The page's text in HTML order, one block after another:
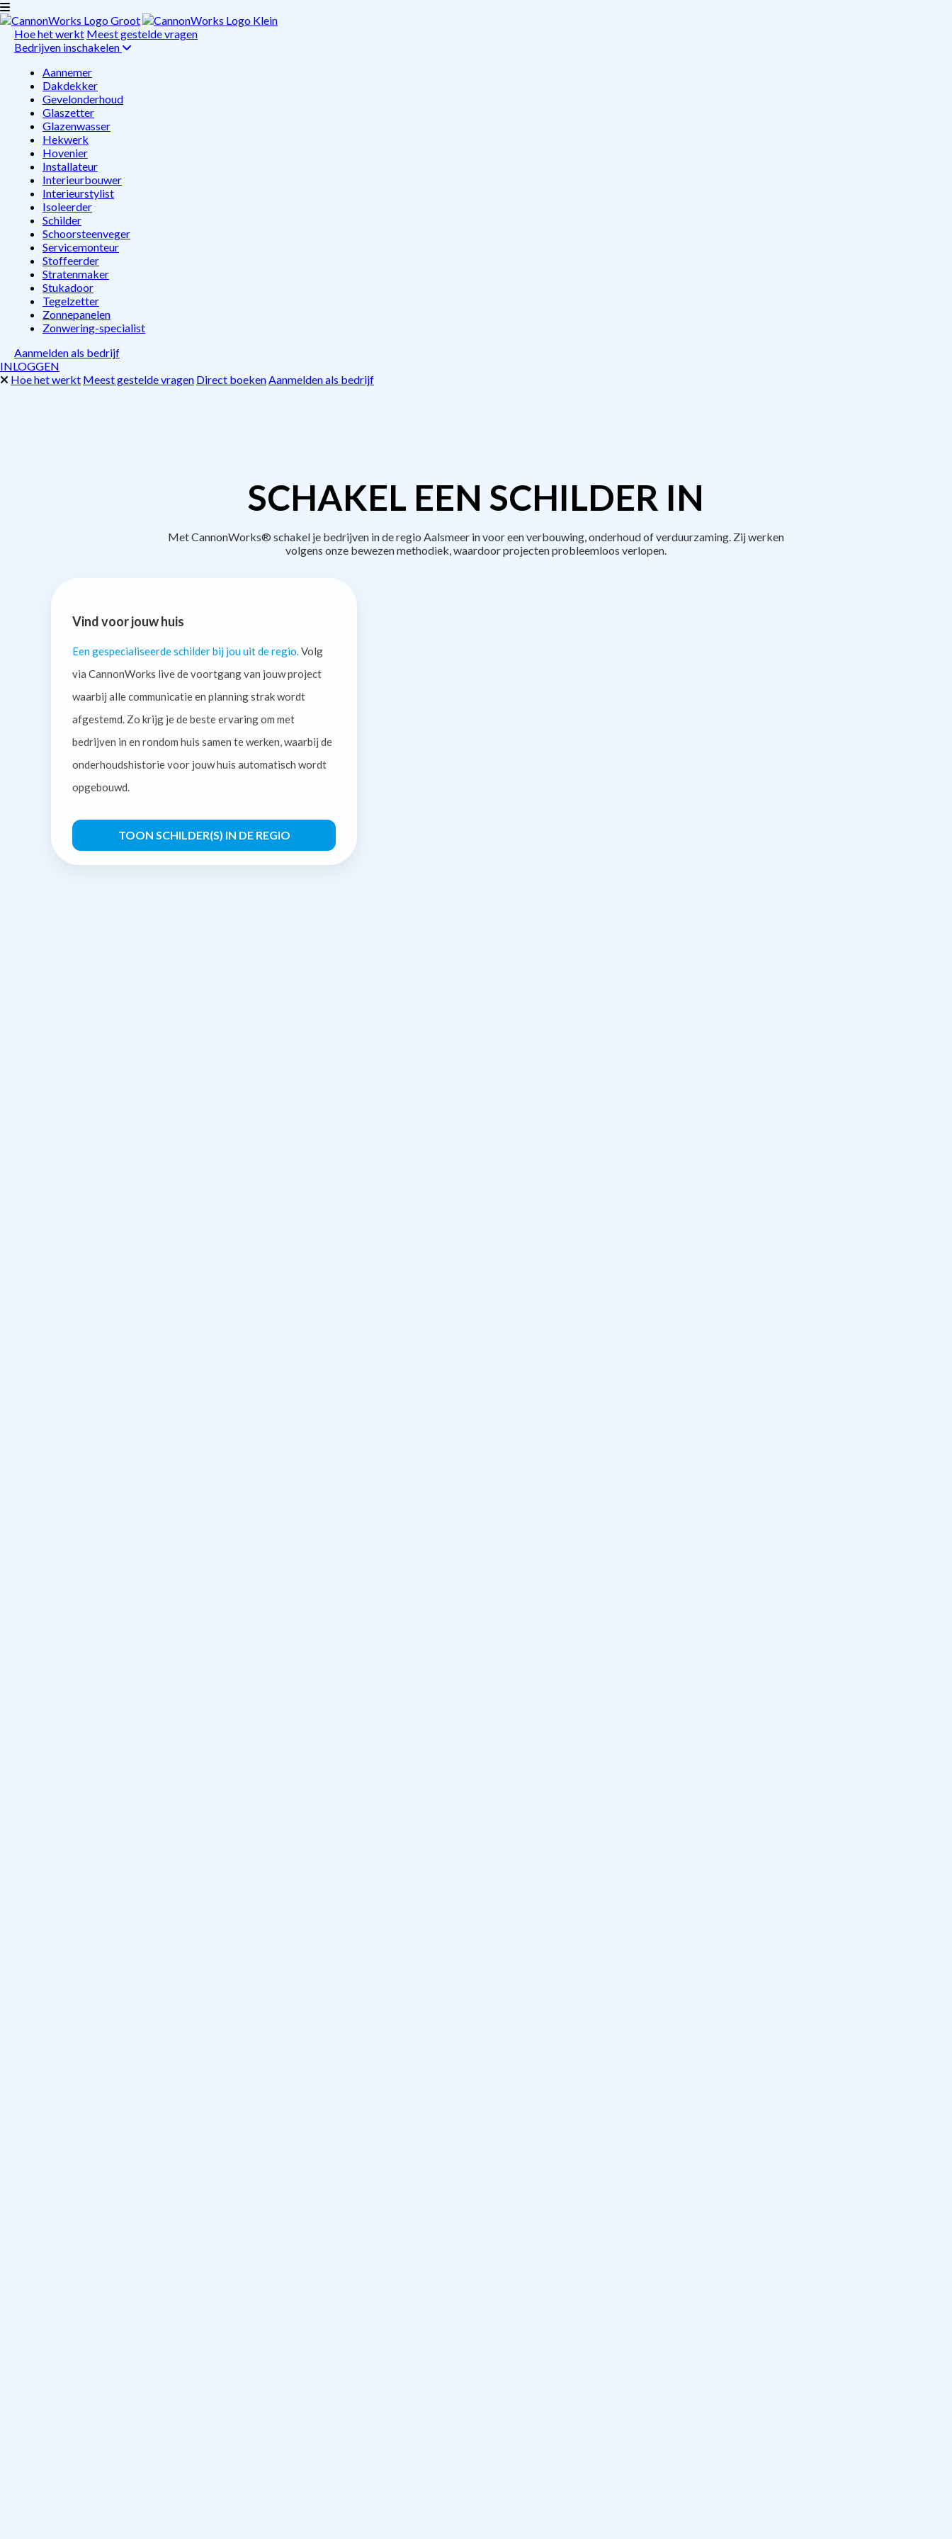
Hoe het werkt Meest gestelde vragen
Bedrijven inschakelen
Aannemer
Dakdekker
Gevelonderhoud
Glaszetter
Glazenwasser
Hekwerk
Hovenier
Installateur
Interieurbouwer
Interieurstylist
Isoleerder
Schilder
Schoorsteenveger
Servicemonteur
Stoffeerder
Stratenmaker
Stukadoor
Tegelzetter
Zonnepanelen
Zonwering-specialist
Aanmelden als bedrijf
INLOGGEN
Hoe het werkt Meest gestelde vragen Direct boekenAanmelden als bedrijf
SCHAKEL EEN SCHILDER IN
Met CannonWorks® schakel je bedrijven in de regio Aalsmeer in voor een verbouwing, onderhoud of verduurzaming. Zij werken
volgens onze bewezen methodiek, waardoor projecten probleemloos verlopen.
Vind voor jouw huis
Een gespecialiseerde schilder bij jou uit de regio. Volg
via CannonWorks live de voortgang van jouw project
waarbij alle communicatie en planning strak wordt
afgestemd. Zo krijg je de beste ervaring om met
bedrijven in en rondom huis samen te werken, waarbij de
onderhoudshistorie voor jouw huis automatisch wordt
opgebouwd.
TOON SCHILDER(S) IN DE REGIO